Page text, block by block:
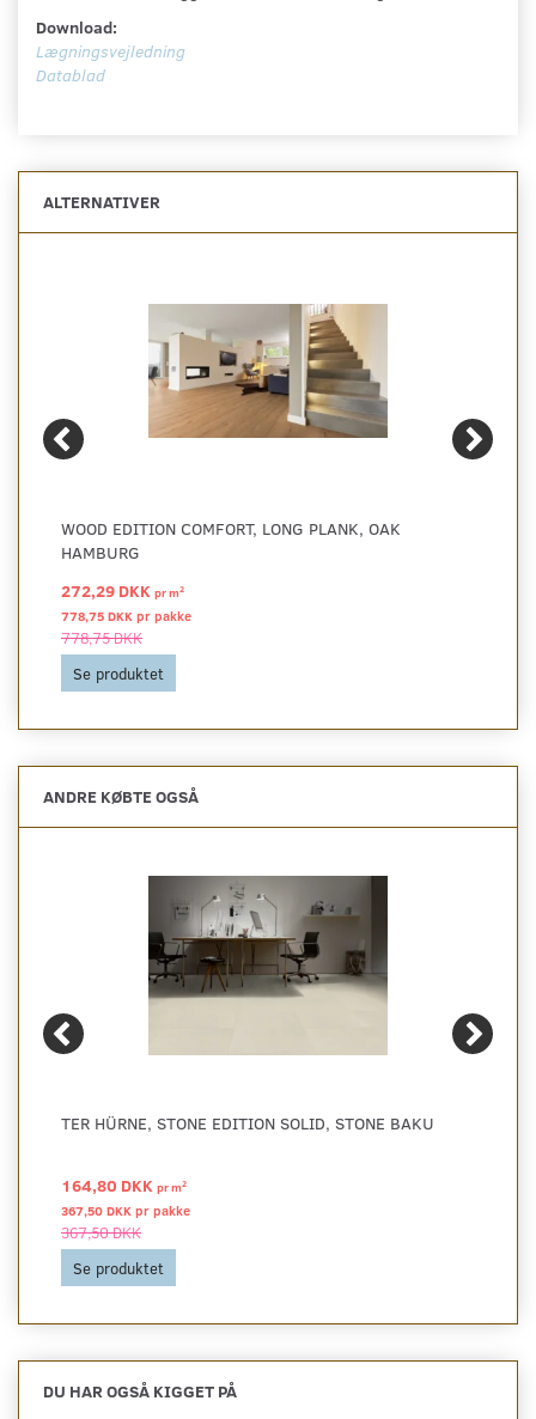
Download:
Lægningsvejledning
Datablad
ALTERNATIVER
WOOD EDITION COMFORT, LONG PLANK, OAK
HAMBURG
272,29 DKK prm2
778,75 DKK pr pakke
778,75 DKK
Se produktet
ANDRE KØBTE OGSÅ
TER HÜRNE, STONE EDITION SOLID, STONE BAKU
164,80 DKK prm2
367,50 DKK pr pakke
367,50 DKK
Se produktet
DU HAR OGSÅ KIGGET PÅ